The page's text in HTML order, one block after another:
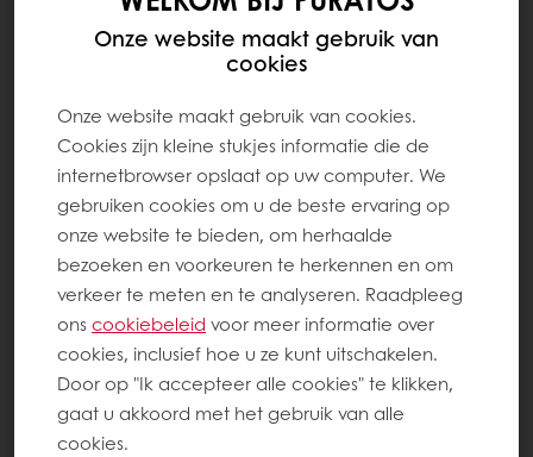
Onze website maakt gebruik van
cookies
Onze website maakt gebruik van cookies.
Cookies zijn kleine stukjes informatie die de
internetbrowser opslaat op uw computer. We
gebruiken cookies om u de beste ervaring op
onze website te bieden, om herhaalde
bezoeken en voorkeuren te herkennen en om
verkeer te meten en te analyseren. Raadpleeg
onscookiebeleid voor meer informatie over
cookies, inclusief hoe u ze kunt uitschakelen.
Door op "Ik accepteer alle cookies" te klikken,
gaat u akkoord met het gebruik van alle
cookies.